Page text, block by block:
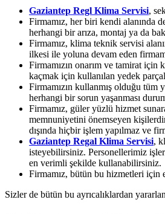
Gaziantep Regl Klima Servisi,
Firmamız, her biri kendi alanında
herhangi bir arıza, montaj ya da
Firmamız, klima teknik servisi
ilkesi ile yoluna devam eden
Firmamızın onarım ve tamirat için
kaçmak için kullanılan yedek
Firmamızın kullanmış olduğu tüm
herhangi bir sorun yaşanması
Firmamız, güler yüzlü hizmet
memnuniyetini önemseyen
dışında hiçbir işlem yapılmaz ve
Gaziantep Regal Klima Servisi,
isteyebilirsiniz. Personellerimiz
en verimli şekilde kullanabilirsiniz.
Firmamız, bütün bu hizmetleri için
Sizler de bütün bu ayrıcalıklardan